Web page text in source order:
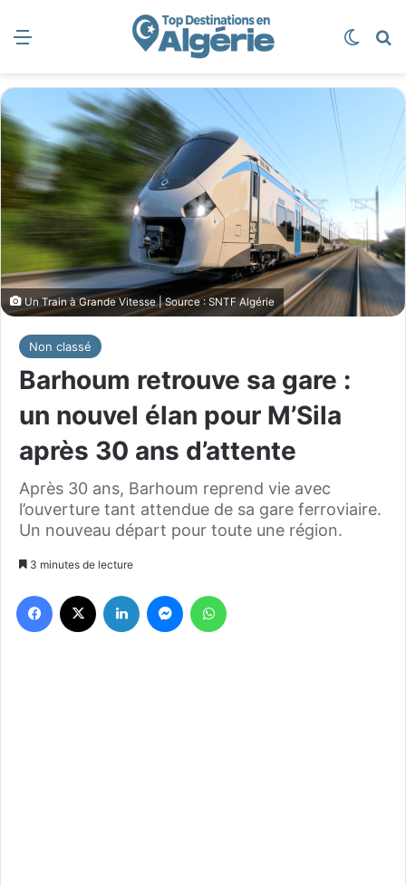
Un Train à Grande Vitesse | Source : SNTF Algérie
Non classé
Barhoum retrouve sa gare :
un nouvel élan pour M’Sila
après 30 ans d’attente
Après 30 ans, Barhoum reprend vie avec
l’ouverture tant attendue de sa gare ferroviaire.
Un nouveau départ pour toute une région.
3 minutes de lecture